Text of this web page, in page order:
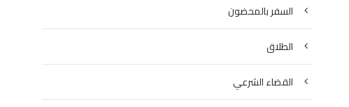
السفر بالمحضون
الطلاق
القضاء الشرعي